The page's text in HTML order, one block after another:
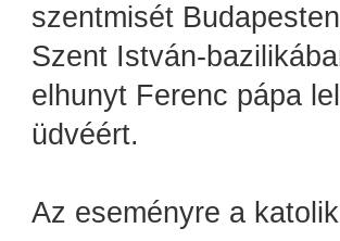
szentmisét
Szent István-
elhunyt Ferenc pápa
üdvéért.
Az eseményre a